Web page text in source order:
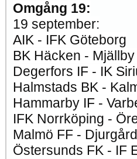
Omgång 19:
19 september:
AIK - IFK Göteborg
BK Häcken - Mjällby
Degerfors IF - IK
Halmstads BK -
Hammarby IF -
IFK Norrköping -
Malmö FF -
Östersunds FK - IF